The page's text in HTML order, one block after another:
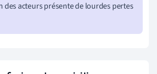
des acteurs présente de lourdes pertes